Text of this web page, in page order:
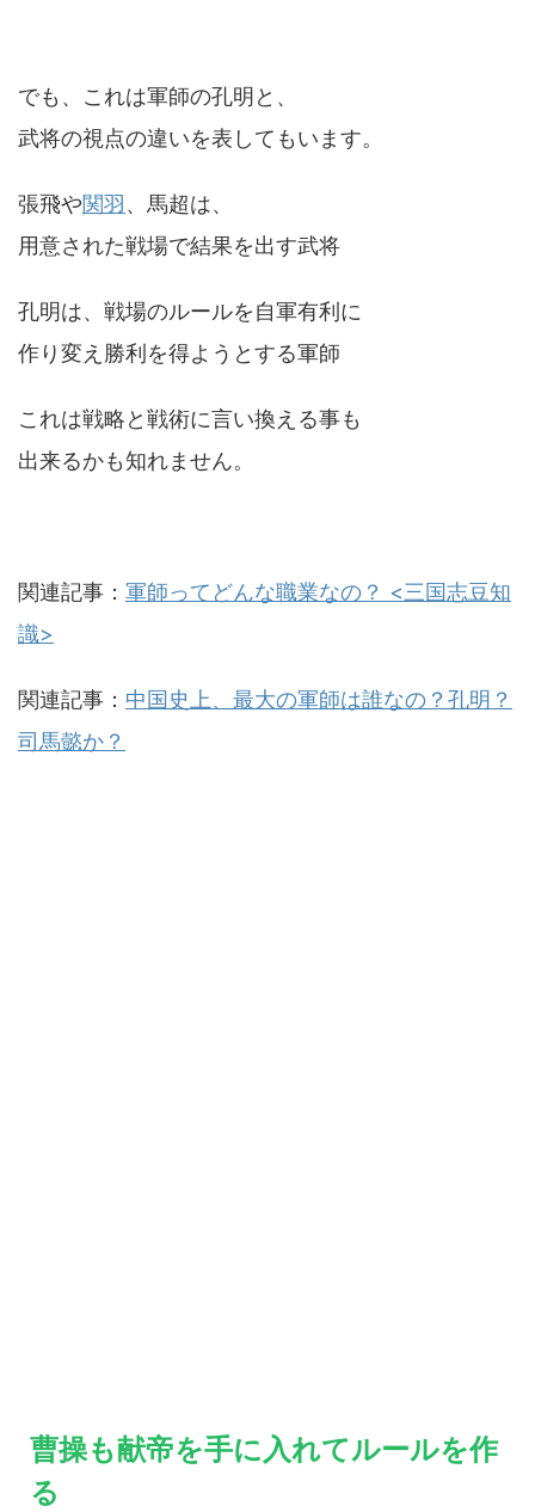
でも、これは軍師の孔明と、
武将の視点の違いを表してもいます。
張飛や関羽 、馬超は、
用意された戦場で結果を出す武将
孔明は、戦場のルールを自軍有利に
作り変え勝利を得ようとする軍師
これは戦略と戦術に言い換える事も
出来るかも知れません。
関連記事： 軍師ってどんな職業なの？ <三国志豆知
識>
関連記事： 中国史上、最大の軍師は誰なの？孔明？
司馬懿か？
曹操も献帝を手に入れてルールを作
る